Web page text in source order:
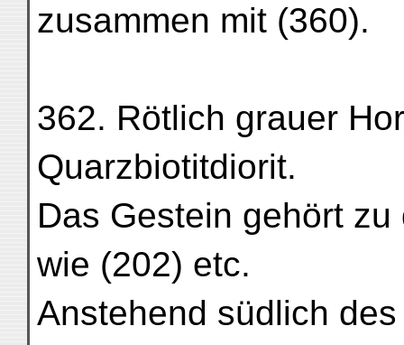
zusammen mit (360).
362. Rötlich grauer
Quarzbiotitdiorit.
Das Gestein gehört
wie (202) etc.
Anstehend südlich